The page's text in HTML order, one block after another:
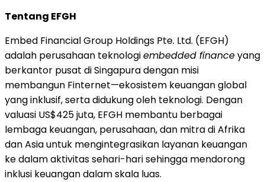
Tentang EFGH
Embed Financial Group Holdings Pte. Ltd. (EFGH)
adalah perusahaan teknologiembedded financeyang
berkantor pusat di Singapura dengan misi
membangun Finternet—ekosistem keuangan global
yang inklusif, serta didukung oleh teknologi. Dengan
valuasi US$425 juta, EFGH membantu berbagai
lembaga keuangan, perusahaan, dan mitra di Afrika
dan Asia untuk mengintegrasikan layanan keuangan
ke dalam aktivitas sehari-hari sehingga mendorong
inklusi keuangan dalam skala luas.